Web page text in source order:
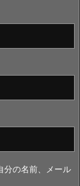
分の名前、メール